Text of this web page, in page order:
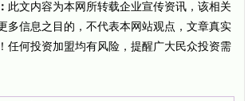
此文内容为本网所转载企业宣传资讯，该相关
多信息之目的，不代表本网站观点，文章真实
任何投资加盟均有风险，提醒广大民众投资需